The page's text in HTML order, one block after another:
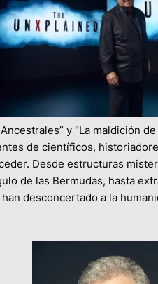
y “La maldición de
de científicos,
Desde estructuras
de las Bermudas, hasta
desconcertado a la